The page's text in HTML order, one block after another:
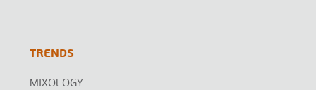
TRENDS
MIXOLOGY